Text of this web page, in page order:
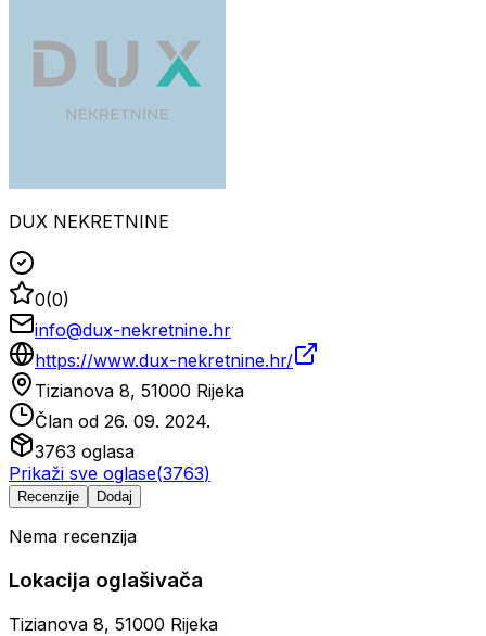
DUX NEKRETNINE
0(0)
info@dux-nekretnine.hr
https://www.dux-nekretnine.hr/
Tizianova 8, 51000 Rijeka
Član od 26. 09. 2024.
3763 oglasa
Prikaži sve oglase(3763)
Recenzije Dodaj
Nema recenzija
Lokacija oglašivača
Tizianova 8, 51000 Rijeka